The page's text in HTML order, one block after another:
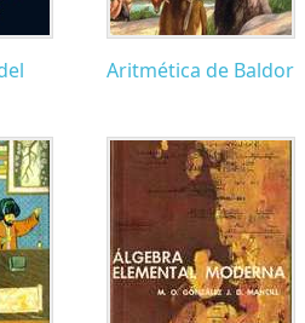
Aritmética de Baldor